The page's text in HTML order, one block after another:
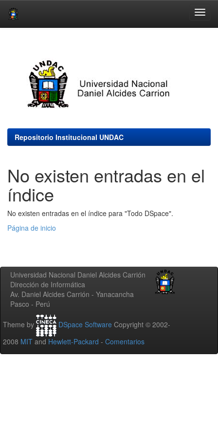
Repositorio Institucional UNDAC
No existen entradas en el
índice
No existen entradas en el índice para "Todo DSpace".
Página de inicio
Universidad Nacional Daniel Alcides Carrión
Dirección de Informática
Av. Daniel Alcides Carrión - Yanacancha
Pasco - Perú
Theme by DSpace Software Copyright © 2002-
2008 MIT and Hewlett-Packard - Comentarios